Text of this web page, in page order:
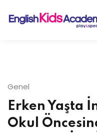
Genel
Erken Yaşta
Okul
Sign in